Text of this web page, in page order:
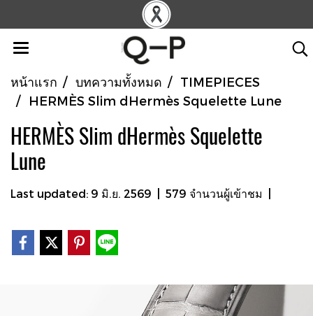
หน้าแรก บทความทั้งหมด
TIMEPIECES
HERMÈS Slim dHermès Squelette Lune
HERMÈS Slim dHermès Squelette
Lune
Last updated: 9 มิ.ย. 2569 579 จำนวนผู้เข้าชม